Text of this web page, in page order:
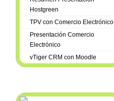
Hostgreen
TPV con Comercio Electrónico
Presentación Comercio
Electrónico
vTiger CRM con Moodle